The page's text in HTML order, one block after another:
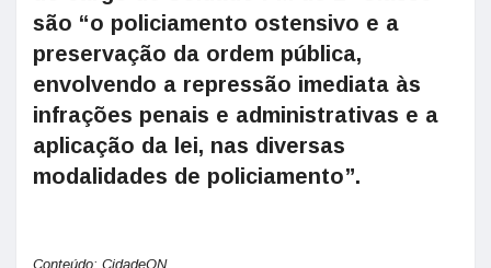
são “o policiamento ostensivo e a
preservação da ordem pública,
envolvendo a repressão imediata às
infrações penais e administrativas e a
aplicação da lei, nas diversas
modalidades de policiamento”.
Conteúdo: CidadeON